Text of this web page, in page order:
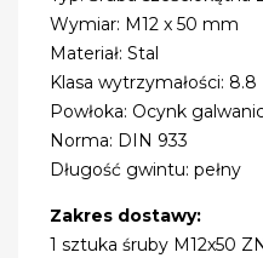
Wymiar: M12 x 50 mm
Materiał: Stal
Klasa wytrzymałości: 8.8
Powłoka: Ocynk
Norma: DIN 933
Długość gwintu: pełny
Zakres dostawy:
1 sztuka śruby M12x50